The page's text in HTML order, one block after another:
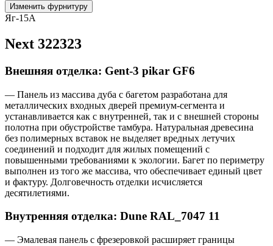
Изменить фурнитуру
Яг-15А
Next 322323
Внешняя отделка: Gent-3 pikar GF6
— Панель из массива дуба с багетом разработана для
металлических входных дверей премиум-сегмента и
устанавливается как с внутренней, так и с внешней стороны
полотна при обустройстве тамбура. Натуральная древесина
без полимерных вставок не выделяет вредных летучих
соединений и подходит для жилых помещений с
повышенными требованиями к экологии. Багет по периметру
выполнен из того же массива, что обеспечивает единый цвет
и фактуру. Долговечность отделки исчисляется
десятилетиями.
Внутренняя отделка: Dune RAL_7047 11
— Эмалевая панель с фрезеровкой расширяет границы